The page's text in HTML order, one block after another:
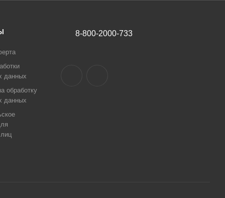
данных
обработку
данных
8-800-2000-733